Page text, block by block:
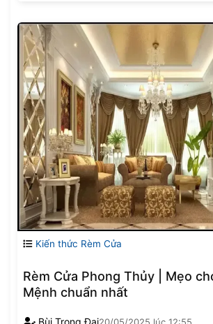
Kiến thức Rèm Cửa
Rèm Cửa Phong Thủy | Mẹo
Mệnh chuẩn nhất
20/05/2025 lúc 12:55